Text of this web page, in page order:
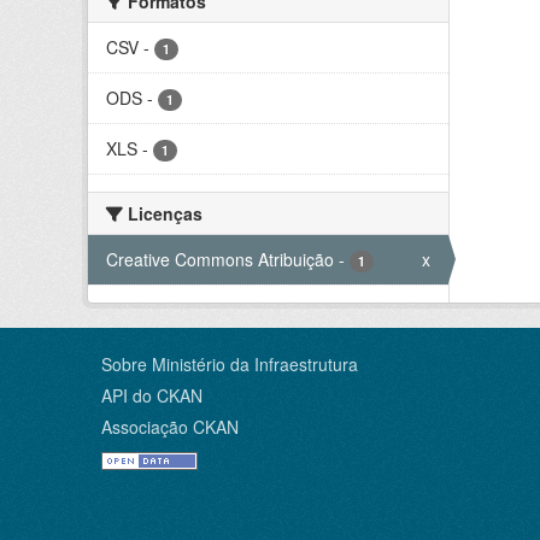
CSV - 1
ODS - 1
XLS - 1
Licenças
Creative Commons Atribuição - 1 x
Sobre Ministério da Infraestrutura
API do CKAN
Associação CKAN